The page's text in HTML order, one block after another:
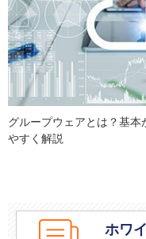
グループウェアとは？基本
やすく解説
ホワ